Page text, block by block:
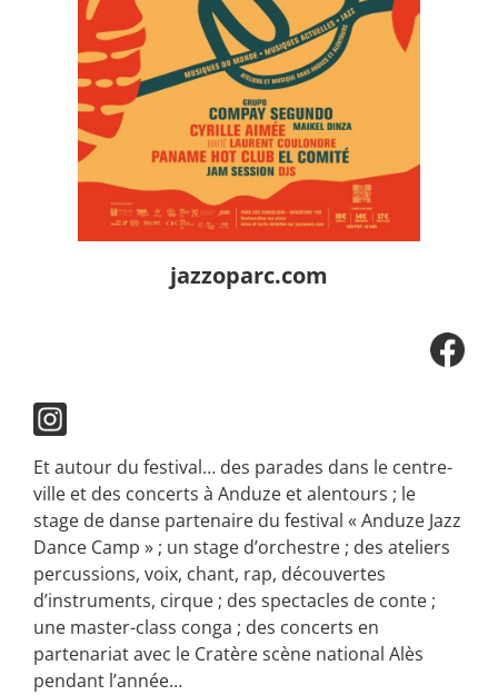
jazzoparc.com
Et autour du festival… des parades dans le centre-
ville et des concerts à Anduze et alentours ; le
stage de danse partenaire du festival « Anduze Jazz
Dance Camp » ; un stage d’orchestre ; des ateliers
percussions, voix, chant, rap, découvertes
d’instruments, cirque ; des spectacles de conte ;
une master-class conga ; des concerts en
partenariat avec le Cratère scène national Alès
pendant l’année…